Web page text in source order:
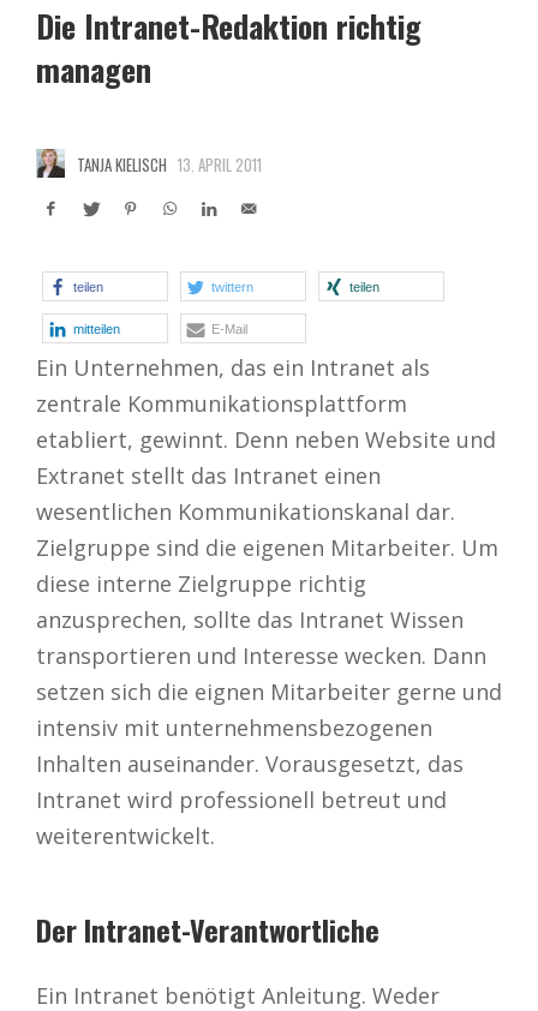
Die Intranet-Redaktion richtig
managen
TANJA KIELISCH 13. APRIL 2011
teilen twittern teilen
mitteilen E-Mail
Ein Unternehmen, das ein Intranet als
zentrale Kommunikationsplattform
etabliert, gewinnt. Denn neben Website und
Extranet stellt das Intranet einen
wesentlichen Kommunikationskanal dar.
Zielgruppe sind die eigenen Mitarbeiter. Um
diese interne Zielgruppe richtig
anzusprechen, sollte das Intranet Wissen
transportieren und Interesse wecken. Dann
setzen sich die eignen Mitarbeiter gerne und
intensiv mit unternehmensbezogenen
Inhalten auseinander. Vorausgesetzt, das
Intranet wird professionell betreut und
weiterentwickelt.
Der Intranet-Verantwortliche
Ein Intranet benötigt Anleitung. Weder